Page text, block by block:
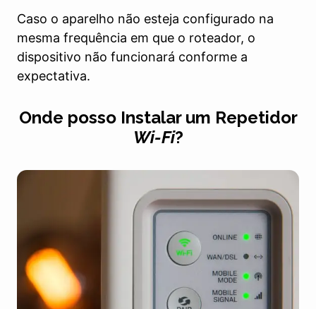
Caso o aparelho não esteja configurado na
mesma frequência em que o roteador, o
dispositivo não funcionará conforme a
expectativa.
Onde posso Instalar um Repetidor
Wi-Fi?